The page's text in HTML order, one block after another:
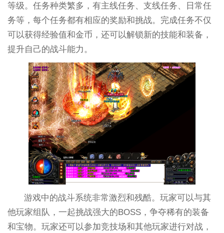
等级。任务种类繁多，有主线任务、支线任务、日常任
务等，每个任务都有相应的奖励和挑战。完成任务不仅
可以获得经验值和金币，还可以解锁新的技能和装备，
提升自己的战斗能力。
游戏中的战斗系统非常激烈和残酷。玩家可以与其
他玩家组队，一起挑战强大的BOSS，争夺稀有的装备
和宝物。玩家还可以参加竞技场和其他玩家进行对战，